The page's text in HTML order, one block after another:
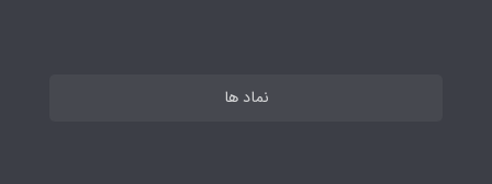
نماد ها